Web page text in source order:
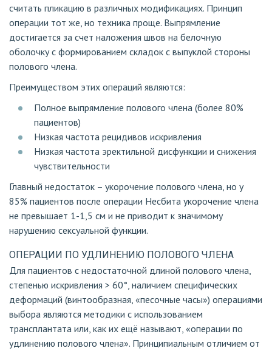
считать пликацию в различных модификациях. Принцип
операции тот же, но техника проще. Выпрямление
достигается за счет наложения швов на белочную
оболочку с формированием складок с выпуклой стороны
полового члена.
Преимуществом этих операций являются:
Полное выпрямление полового члена (более 80%
пациентов)
Низкая частота рецидивов искривления
Низкая частота эректильной дисфункции и снижения
чувствительности
Главный недостаток – укорочение полового члена, но у
85% пациентов после операции Несбита укорочение члена
не превышает 1-1,5 см и не приводит к значимому
нарушению сексуальной функции.
ОПЕРАЦИИ ПО УДЛИНЕНИЮ ПОЛОВОГО ЧЛЕНА
Для пациентов с недостаточной длиной полового члена,
степенью искривления > 60°, наличием специфических
деформаций (винтообразная, «песочные часы») операциями
выбора являются методики с использованием
трансплантата или, как их ещё называют, «операции по
удлинению полового члена». Принципиальным отличием от